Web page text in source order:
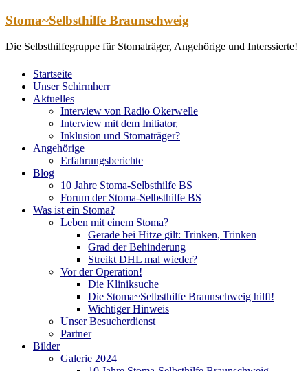
Zum
springen
Stoma~Selbsthilfe Braunschweig
Die Selbsthilfegruppe für Stomaträger, Angehörige und Interssierte!
Startseite
Unser Schirmherr
Aktuelles
Interview von Radio Okerwelle
Interview mit dem Initiator,
Inklusion und Stomaträger?
Angehörige
Erfahrungsberichte
Blog
10 Jahre Stoma-Selbsthilfe BS
Forum der Stoma-Selbsthilfe BS
Was ist ein Stoma?
Leben mit einem Stoma?
Gerade bei Hitze gilt: Trinken, Trinken
Grad der Behinderung
Streikt DHL mal wieder?
Vor der Operation!
Die Kliniksuche
Die Stoma~Selbsthilfe Braunschweig hilft!
Wichtiger Hinweis
Unser Besucherdienst
Partner
Bilder
Galerie 2024